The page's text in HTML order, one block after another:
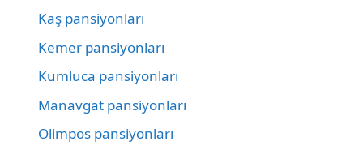
Kaş pansiyonları
Kemer pansiyonları
Kumluca pansiyonları
Manavgat pansiyonları
Olimpos pansiyonları